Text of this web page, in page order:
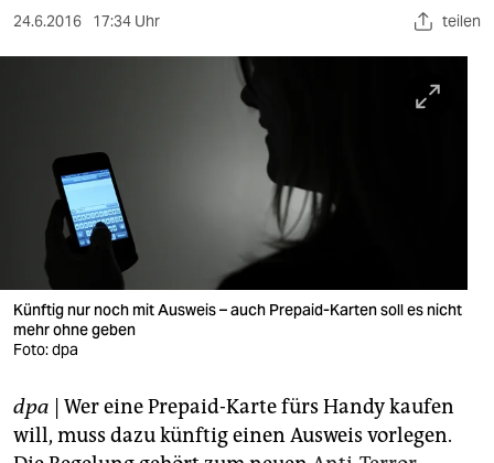
sport
wahrheit
verlag
verlag
veranstaltungen
shop
fragen & hilfe
unterstützen
24.6.2016 17:34 Uhr teilen
Künftig nur noch mit Ausweis – auch Prepaid-Karten soll es nicht
mehr ohne geben
Foto: dpa
dpa | Wer eine Prepaid-Karte fürs Handy kaufen
will, muss dazu künftig einen Ausweis vorlegen.